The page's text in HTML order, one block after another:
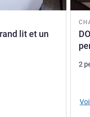
lit et un
2